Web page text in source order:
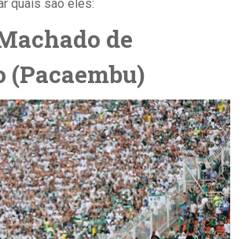
quais são eles:
de
(Pacaembu)